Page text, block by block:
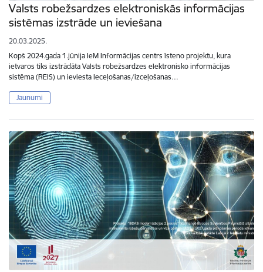
Valsts robežsardzes elektroniskās informācijas
sistēmas izstrāde un ieviešana
20.03.2025.
Kopš 2024.gada 1.jūnija IeM Informācijas centrs īsteno projektu, kura
ietvaros tiks izstrādāta Valsts robežsardzes elektronisko informācijas
sistēma (REIS) un ieviesta Ieceļošanas/izceļošanas…
Jaunumi